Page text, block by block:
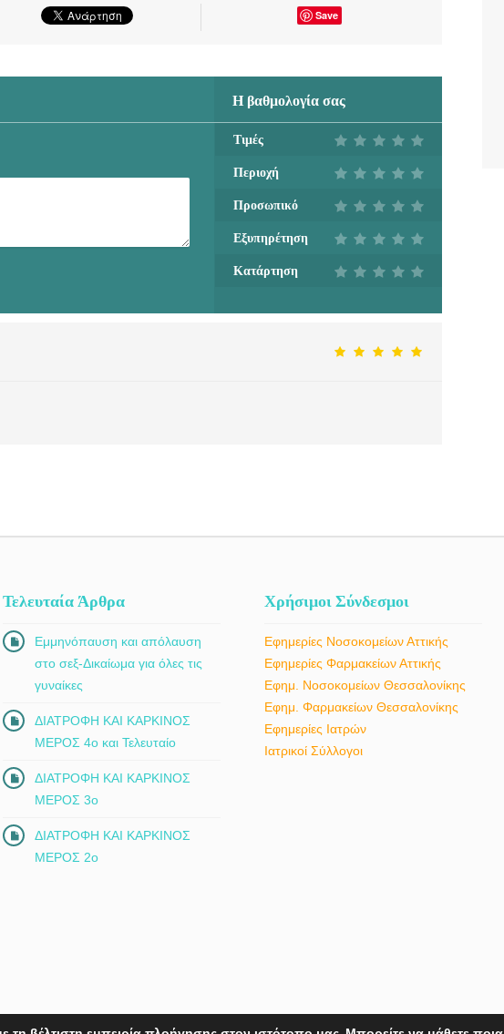
Save
Η βαθμολογία σας
Τιμές
Περιοχή
Προσωπικό
Εξυπηρέτηση
Κατάρτηση
Τελευταία Άρθρα
Εμμηνόπαυση και απόλαυση
στο σεξ-Δικαίωμα για όλες τις
γυναίκες
ΔΙΑΤΡΟΦΗ ΚΑΙ ΚΑΡΚΙΝΟΣ
ΜΕΡΟΣ 4ο και Τελευταίο
ΔΙΑΤΡΟΦΗ ΚΑΙ ΚΑΡΚΙΝΟΣ
ΜΕΡΟΣ 3ο
ΔΙΑΤΡΟΦΗ ΚΑΙ ΚΑΡΚΙΝΟΣ
ΜΕΡΟΣ 2ο
Χρήσιμοι Σύνδεσμοι
Εφημερίες Νοσοκομείων Αττικής
Εφημερίες Φαρμακείων Αττικής
Εφημ. Νοσοκομείων Θεσσαλονίκης
Εφημ. Φαρμακείων Θεσσαλονίκης
Εφημερίες Ιατρών
Ιατρικοί Σύλλογοι